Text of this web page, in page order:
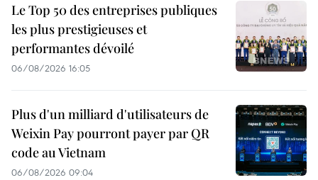
Le Top 50 des entreprises publiques
les plus prestigieuses et
performantes dévoilé
06/08/2026 16:05
Plus d'un milliard d'utilisateurs de
Weixin Pay pourront payer par QR
code au Vietnam
06/08/2026 09:04